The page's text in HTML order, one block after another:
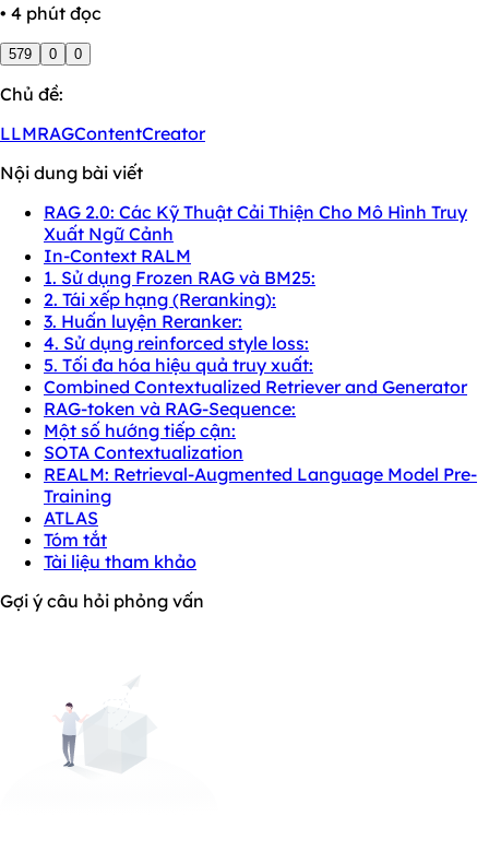
• 4 phút đọc
579 0 0
Chủ đề:
LLMRAGContentCreator
Nội dung bài viết
RAG 2.0: Các Kỹ Thuật Cải Thiện Cho Mô Hình Truy
Xuất Ngữ Cảnh
In-Context RALM
1. Sử dụng Frozen RAG và BM25:
2. Tái xếp hạng (Reranking):
3. Huấn luyện Reranker:
4. Sử dụng reinforced style loss:
5. Tối đa hóa hiệu quả truy xuất:
Combined Contextualized Retriever and Generator
RAG-token và RAG-Sequence:
Một số hướng tiếp cận:
SOTA Contextualization
REALM: Retrieval-Augmented Language Model Pre-
Training
ATLAS
Tóm tắt
Tài liệu tham khảo
Gợi ý câu hỏi phỏng vấn